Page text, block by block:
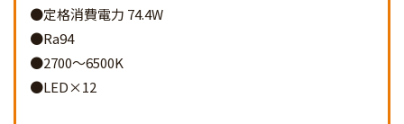
●定格消費電力 74.4W
●Ra94
●2700～6500K
●LED×12